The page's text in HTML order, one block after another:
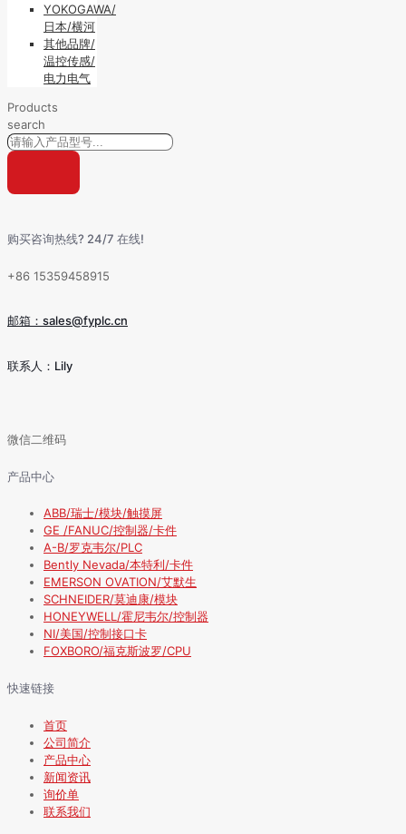
YOKOGAWA/
日本/横河
其他品牌/
温控传感/
电力电气
Products
search
购买咨询热线? 24/7 在线!
+86 15359458915
邮箱：sales@fyplc.cn
联系人：Lily
微信二维码
产品中心
ABB/瑞士/模块/触摸屏
GE /FANUC/控制器/卡件
A-B/罗克韦尔/PLC
Bently Nevada/本特利/卡件
EMERSON OVATION/艾默生
SCHNEIDER/莫迪康/模块
HONEYWELL/霍尼韦尔/控制器
NI/美国/控制接口卡
FOXBORO/福克斯波罗/CPU
快速链接
首页
公司简介
产品中心
新闻资讯
询价单
联系我们